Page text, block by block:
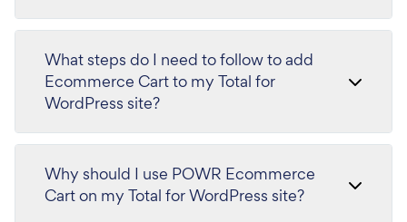
What steps do I need to follow to add
Ecommerce Cart to my Total for
WordPress site?
Why should I use POWR Ecommerce
Cart on my Total for WordPress site?